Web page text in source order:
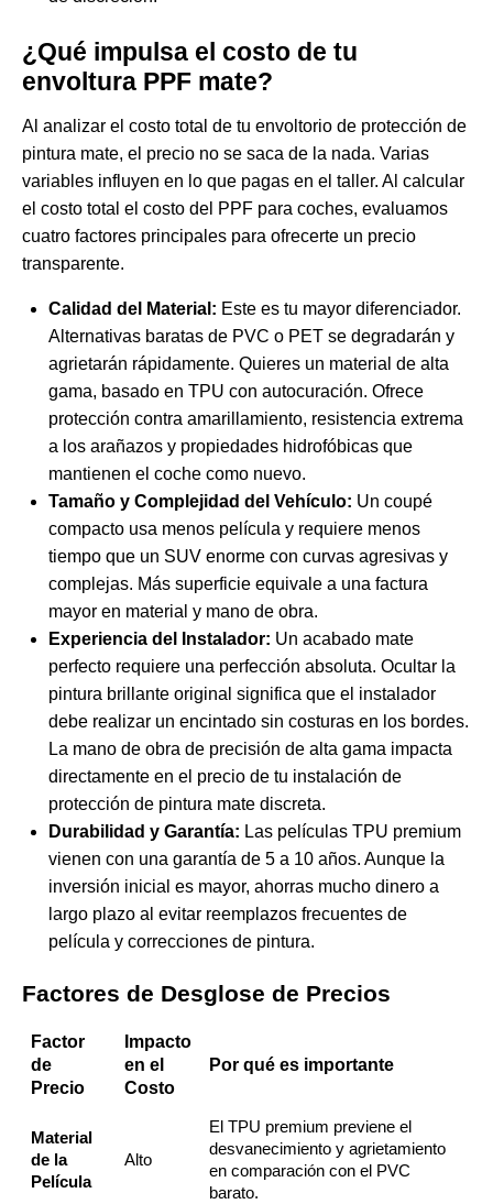
¿Qué impulsa el costo de tu
envoltura PPF mate?
Al analizar el costo total de tu envoltorio de protección de
pintura mate, el precio no se saca de la nada. Varias
variables influyen en lo que pagas en el taller. Al calcular
el costo total el costo del PPF para coches, evaluamos
cuatro factores principales para ofrecerte un precio
transparente.
Calidad del Material: Este es tu mayor diferenciador.
Alternativas baratas de PVC o PET se degradarán y
agrietarán rápidamente. Quieres un material de alta
gama, basado en TPU con autocuración. Ofrece
protección contra amarillamiento, resistencia extrema
a los arañazos y propiedades hidrofóbicas que
mantienen el coche como nuevo.
Tamaño y Complejidad del Vehículo: Un coupé
compacto usa menos película y requiere menos
tiempo que un SUV enorme con curvas agresivas y
complejas. Más superficie equivale a una factura
mayor en material y mano de obra.
Experiencia del Instalador: Un acabado mate
perfecto requiere una perfección absoluta. Ocultar la
pintura brillante original significa que el instalador
debe realizar un encintado sin costuras en los bordes.
La mano de obra de precisión de alta gama impacta
directamente en el precio de tu instalación de
protección de pintura mate discreta.
Durabilidad y Garantía: Las películas TPU premium
vienen con una garantía de 5 a 10 años. Aunque la
inversión inicial es mayor, ahorras mucho dinero a
largo plazo al evitar reemplazos frecuentes de
película y correcciones de pintura.
Factores de Desglose de Precios
Factor
de
Precio
Impacto
en el
Costo
Por qué es importante
Material
de la
Película
Alto
El TPU premium previene el
desvanecimiento y agrietamiento
en comparación con el PVC
barato.